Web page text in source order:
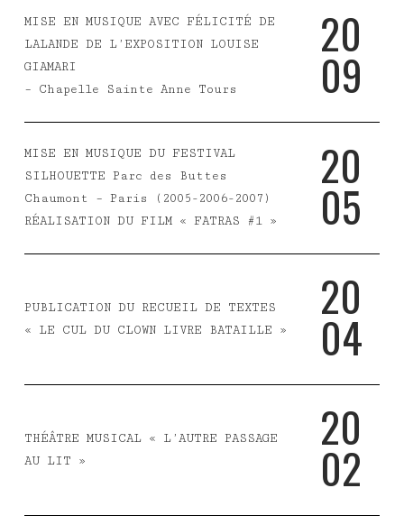
MISE EN MUSIQUE AVEC FÉLICITÉ DE
LALANDE DE L’EXPOSITION LOUISE
GIAMARI
– Chapelle Sainte Anne Tours
20
09
MISE EN MUSIQUE DU FESTIVAL
SILHOUETTE Parc des Buttes
Chaumont – Paris (2005-2006-2007)
RÉALISATION DU FILM « FATRAS #1 »
20
05
PUBLICATION DU RECUEIL DE TEXTES
« LE CUL DU CLOWN LIVRE BATAILLE »
20
04
THÉÂTRE MUSICAL « L’AUTRE PASSAGE
AU LIT »
20
02